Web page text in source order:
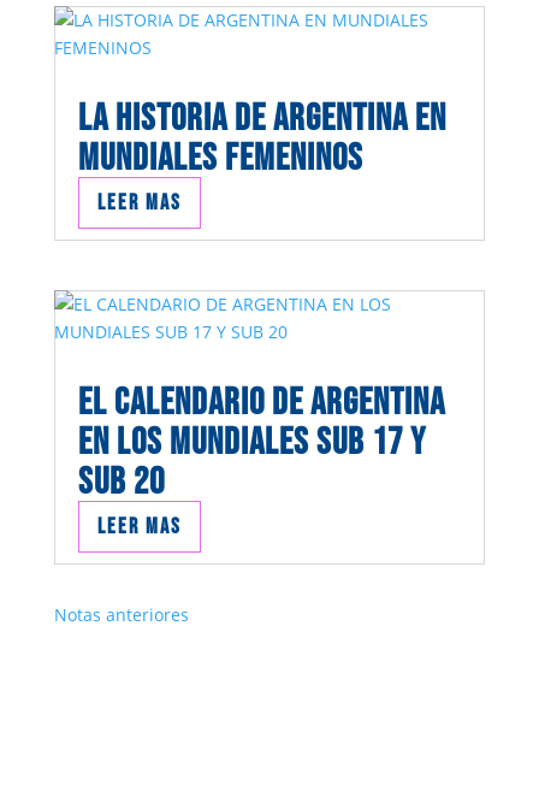
LA HISTORIA DE ARGENTINA EN
MUNDIALES FEMENINOS
Leer mas
EL CALENDARIO DE ARGENTINA
EN LOS MUNDIALES SUB 17 Y
SUB 20
Leer mas
Notas anteriores